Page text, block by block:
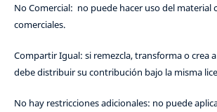
No Comercial: no puede hacer uso del material
comerciales.
Compartir Igual: si remezcla, transforma o crea
debe distribuir su contribución bajo la misma
No hay restricciones adicionales: no puede